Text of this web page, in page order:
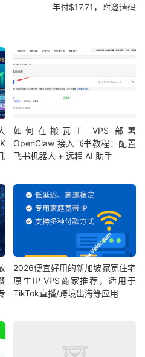
年付$17.71，附邀请码
如何在搬瓦工 VPS 部署
OpenClaw 接入飞书教程：配置
飞书机器人 + 远程 AI 助手
2026便宜好用的新加坡家宽住宅
原生IP VPS商家推荐，适用于
TikTok直播/跨境出海等应用